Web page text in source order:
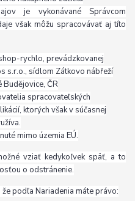
je vykonávané Správcom
však môžu spracovávať aj títo
rychlo, prevádzkovanej
s.r.o., sídlom Zátkovo nábřeží
ČR
spracovateľských
ktorých však v súčasnej
mimo územia EÚ.
vziať kedykoľvek späť, a to
o odstránenie.
podľa Nariadenia máte právo: